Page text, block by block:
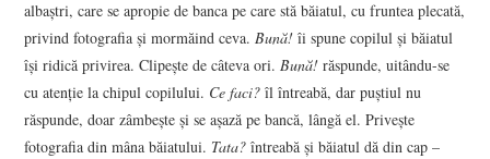
albaştri, care se apropie de banca pe care stă băiatul, cu fruntea plecată,
privind fotografia şi mormăind ceva.Bună! îi spune copilul şi băiatul
îşi ridică privirea. Clipeşte de câteva ori.Bună! răspunde, uitându-se
cu atenţie la chipul copilului. Ce faci? îl întreabă, dar puştiul nu
răspunde, doar zâmbeşte şi se aşază pe bancă, lângă el. Priveşte
fotografia din mâna băiatului. Tata? întreabă şi băiatul dă din cap –